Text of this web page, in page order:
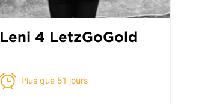
Leni 4 LetzGoGold
Plus que 51 jours